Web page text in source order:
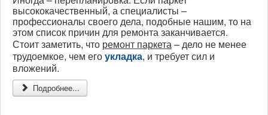
высококачественный, а специалисты –
профессионалы своего дела, подобные нашим, то на
этом список причин для ремонта заканчивается.
Стоит заметить, что ремонт паркета – дело не менее
трудоемкое, чем егоукладка, и требует сил и
вложений.
Подробнее...